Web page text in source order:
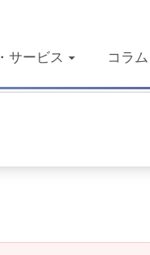
サービス コラ